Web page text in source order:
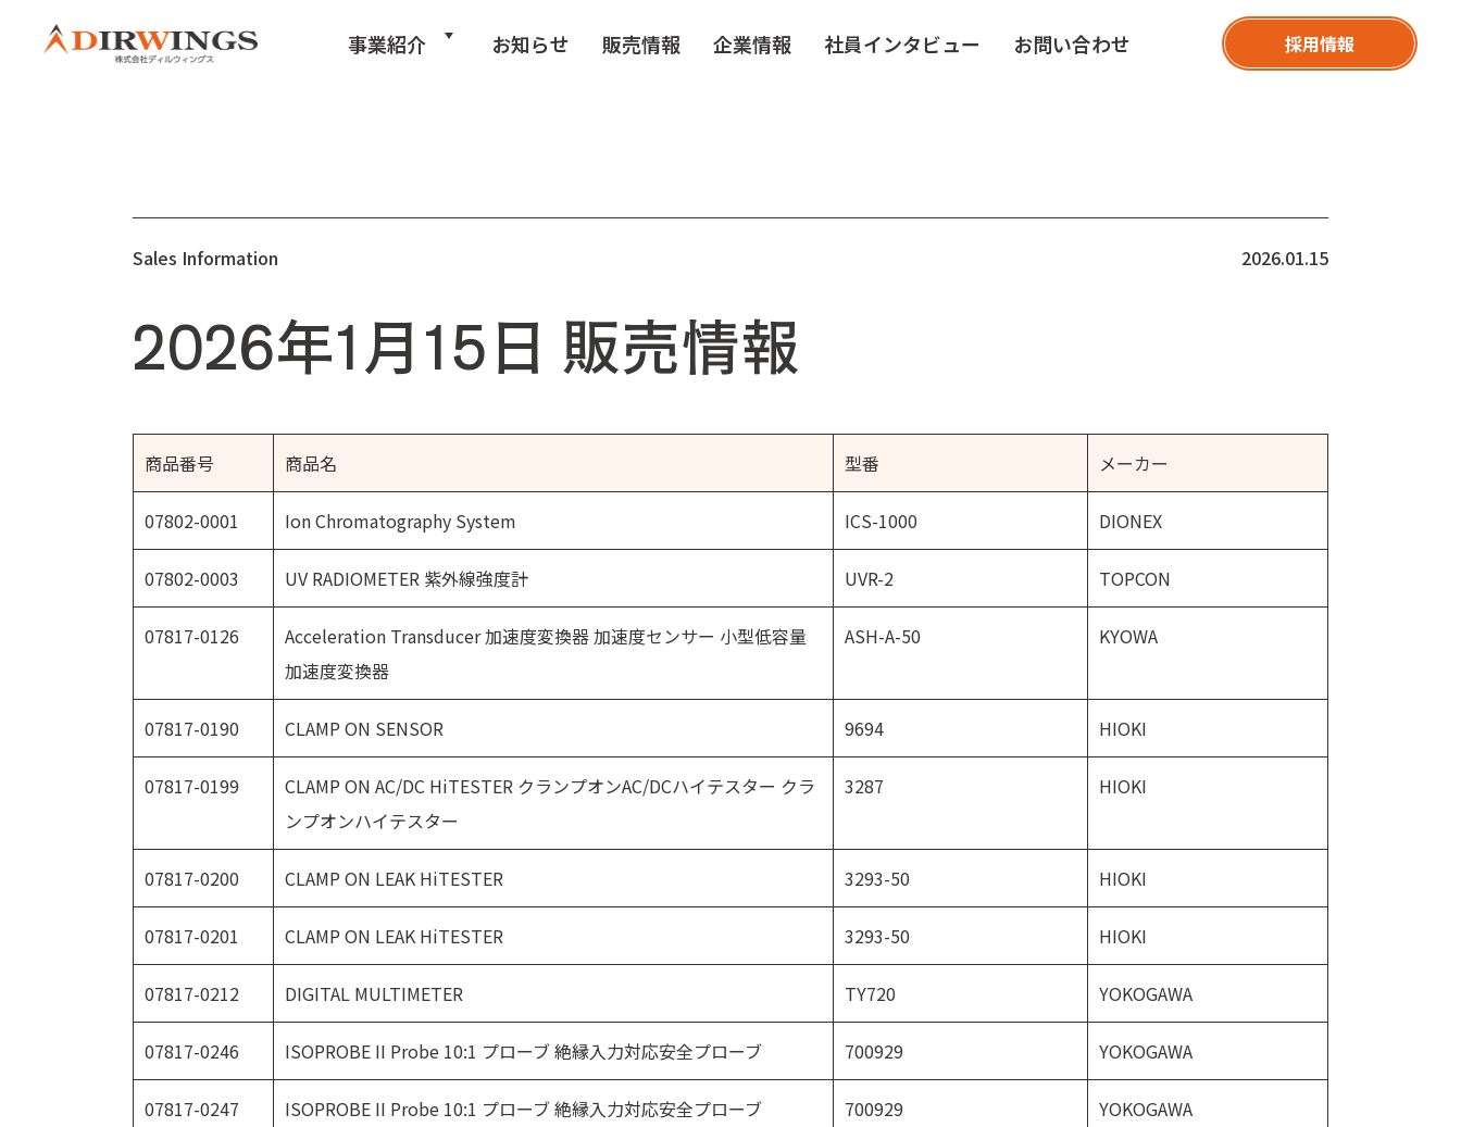
事業紹介 お知らせ 販売情報 企業情報 社員インタビュー お問い合わせ 採用情報
Sales Information 2026.01.15
2026年1月15日 販売情報
商品番号 商品名 型番 メーカー
07802-0001 Ion Chromatography System ICS-1000 DIONEX
07802-0003 UV RADIOMETER 紫外線強度計 UVR-2 TOPCON
07817-0126
Acceleration Transducer 加速度変換器 加速度センサー 小型低容量
加速度変換器
ASH-A-50 KYOWA
07817-0190 CLAMP ON SENSOR 9694 HIOKI
07817-0199
CLAMP ON AC/DC HiTESTER クランプオンAC/DCハイテスター クラ
ンプオンハイテスター
3287 HIOKI
07817-0200 CLAMP ON LEAK HiTESTER 3293-50 HIOKI
07817-0201 CLAMP ON LEAK HiTESTER 3293-50 HIOKI
07817-0212 DIGITAL MULTIMETER TY720 YOKOGAWA
07817-0246 ISOPROBE II Probe 10:1 プローブ 絶縁入力対応安全プローブ 700929 YOKOGAWA
07817-0247 ISOPROBE II Probe 10:1 プローブ 絶縁入力対応安全プローブ 700929 YOKOGAWA